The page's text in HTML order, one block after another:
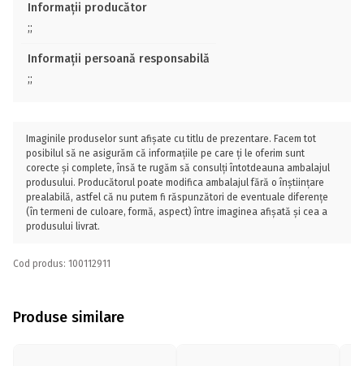
Informații producător
;;
Informații persoană responsabilă
;;
Imaginile produselor sunt afișate cu titlu de prezentare. Facem tot
posibilul să ne asigurăm că informațiile pe care ți le oferim sunt
corecte și complete, însă te rugăm să consulți întotdeauna ambalajul
produsului. Producătorul poate modifica ambalajul fără o înștiințare
prealabilă, astfel că nu putem fi răspunzători de eventuale diferențe
(în termeni de culoare, formă, aspect) între imaginea afișată și cea a
produsului livrat.
Cod produs: 100112911
Produse similare